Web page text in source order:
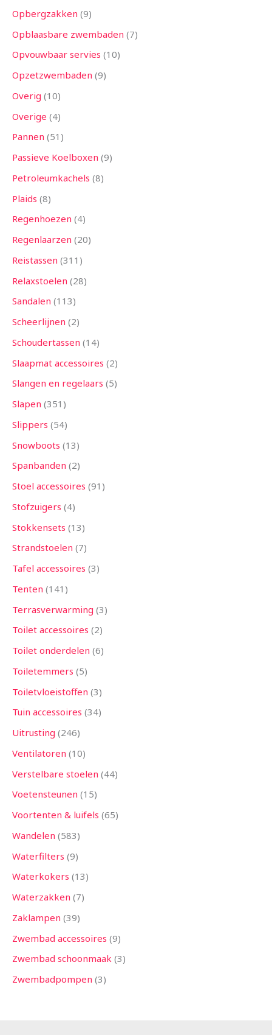
Opbergzakken 9
Opblaasbare zwembaden 7
Opvouwbaar servies 10
Opzetzwembaden 9
Overig 10
Overige 4
Pannen 51
Passieve Koelboxen 9
Petroleumkachels 8
Plaids 8
Regenhoezen 4
Regenlaarzen 20
Reistassen 311
Relaxstoelen 28
Sandalen 113
Scheerlijnen 2
Schoudertassen 14
Slaapmat accessoires 2
Slangen en regelaars 5
Slapen 351
Slippers 54
Snowboots 13
Spanbanden 2
Stoel accessoires 91
Stofzuigers 4
Stokkensets 13
Strandstoelen 7
Tafel accessoires 3
Tenten 141
Terrasverwarming 3
Toilet accessoires 2
Toilet onderdelen 6
Toiletemmers 5
Toiletvloeistoffen 3
Tuin accessoires 34
Uitrusting 246
Ventilatoren 10
Verstelbare stoelen 44
Voetensteunen 15
Voortenten & luifels 65
Wandelen 583
Waterfilters 9
Waterkokers 13
Waterzakken 7
Zaklampen 39
Zwembad accessoires 9
Zwembad schoonmaak 3
Zwembadpompen 3